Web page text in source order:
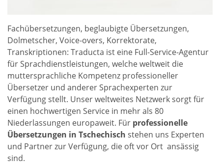
Fachübersetzungen, beglaubigte Übersetzungen,
Dolmetscher, Voice-overs, Korrektorate,
Transkriptionen: Traducta ist eine Full-Service-Agentur
für Sprachdienstleistungen, welche weltweit die
muttersprachliche Kompetenz professioneller
Übersetzer und anderer Sprachexperten zur
Verfügung stellt. Unser weltweites Netzwerk sorgt für
einen hochwertigen Service in mehr als 80
Niederlassungen europaweit. Für professionelle
Übersetzungen in Tschechisch stehen uns Experten
und Partner zur Verfügung, die oft vor Ort ansässig
sind.